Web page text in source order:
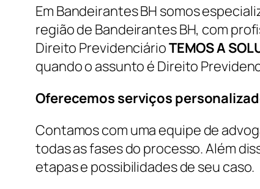
Em Bandeirantes BH somos
região de Bandeirantes BH, com
Direito PrevidenciárioTEMOS A
quando o assunto é Direito
Oferecemos serviços
Contamos com uma equipe de
todas as fases do processo. Além
etapas e possibilidades de seu caso.